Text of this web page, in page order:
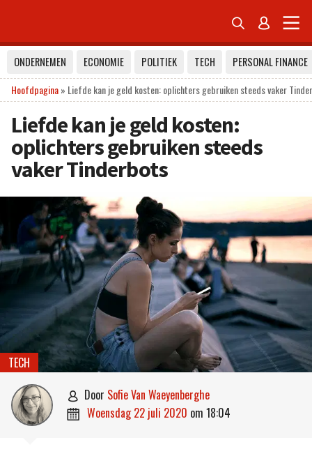
 
ONDERNEMEN ECONOMIE POLITIEK TECH
PERSONAL FINANCE
Hoofdpagina» Liefde kan je geld kosten: oplichters gebruiken steeds vaker
Liefde kan je geld kosten:
oplichters gebruiken steeds
vaker Tinderbots
TECH
 door Sofie Van Waeyenberghe
 woensdag 22 juli 2020 om 18:04